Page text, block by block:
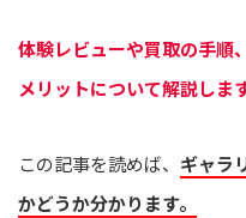
体験レビューや買取の手順
メリットについて解説します
この記事を読めば、 ギャラ
かどうか分かります。